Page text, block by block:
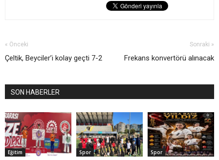
« Önceki
Çeltik, Beyciler’i kolay geçti 7-2
Sonraki »
Frekans konvertörü alınacak
SON HABERLER
Eğitim Spor Spor